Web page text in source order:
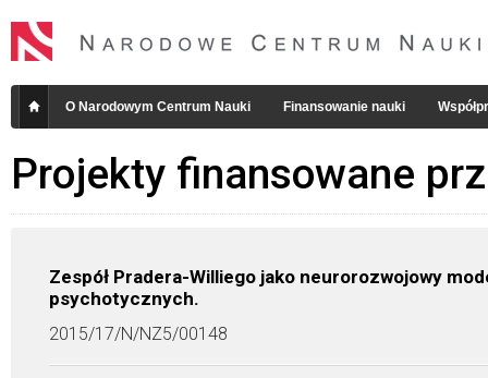
O Narodowym Centrum Nauki Finansowanie nauki
Projekty finansowane
Zespół Pradera-Williego jako neurorozwojowy
psychotycznych.
2015/17/N/NZ5/00148